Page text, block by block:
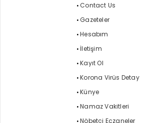
Contact Us
Gazeteler
Hesabım
İletişim
Kayıt Ol
Korona Virüs Detay
Künye
Namaz Vakitleri
Nöbetçi Eczaneler